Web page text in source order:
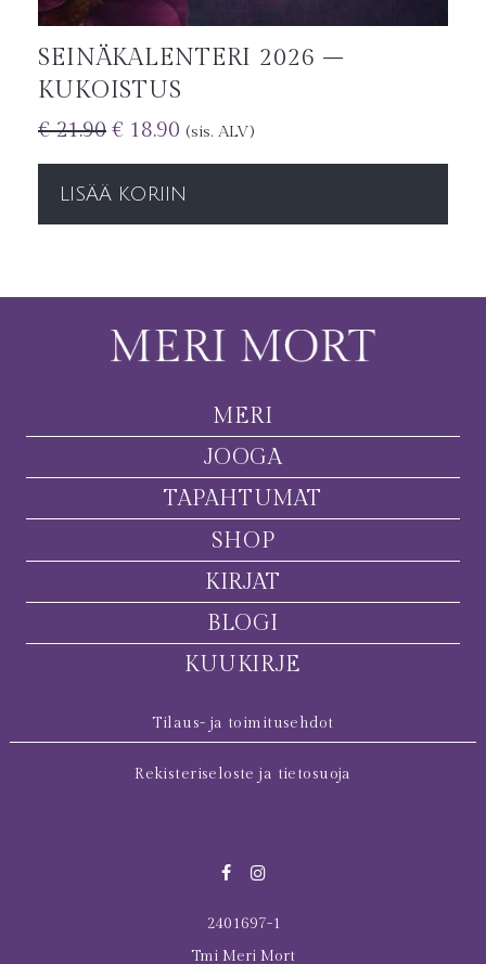
SEINÄKALENTERI 2026 –
KUKOISTUS
€21.90 € 18.90 (sis. ALV)
LISÄÄ KORIIN
MERI
JOOGA
TAPAHTUMAT
SHOP
KIRJAT
BLOGI
KUUKIRJE
Tilaus- ja toimitusehdot
Rekisteriseloste ja tietosuoja
2401697-1
Tmi Meri Mort